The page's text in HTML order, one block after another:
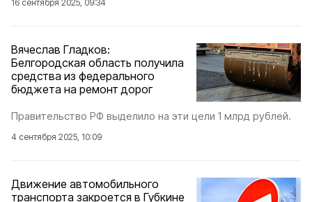
16 сентября 2025, 09:34
Вячеслав Гладков:
Белгородская область получила
средства из федерального
бюджета на ремонт дорог
Правительство РФ выделило на эти цели 1 млрд рублей.
4 сентября 2025, 10:09
Движение автомобильного
транспорта закроется в Губкине